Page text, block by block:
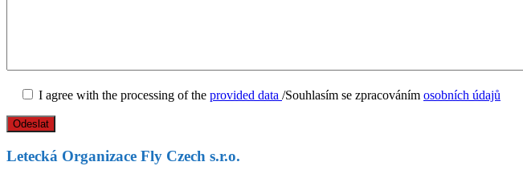
I agree with the processing of the provided data /Souhlasím se zpracováním osobních údajů
Letecká Organizace Fly Czech s.r.o.